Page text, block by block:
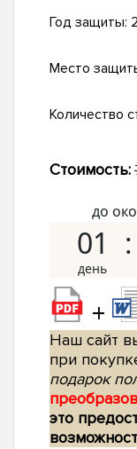
Год защиты:
Место
Количество
Стоимость:
до
01
+
Наш сайт
при
подарок
это